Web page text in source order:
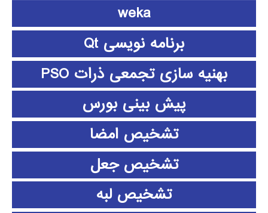
weka
برنامه نویسی Qt
بهنیه سازی تجمعی ذرات PSO
پیش بینی بورس
تشخیص امضا
تشخیص جعل
تشخیص لبه